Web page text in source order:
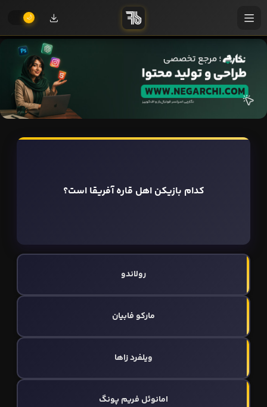
کدام بازیکن اهل قاره آفریقا است؟
رولاندو
مارکو فابیان
ویلفرد زاها
امانوئل فریم پونگ